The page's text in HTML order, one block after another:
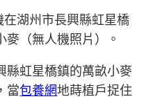
在湖州市長興縣虹星橋
（無人機照片）。
縣虹星橋鎮的萬畝小麥
當包養網地蒔植戶捉住